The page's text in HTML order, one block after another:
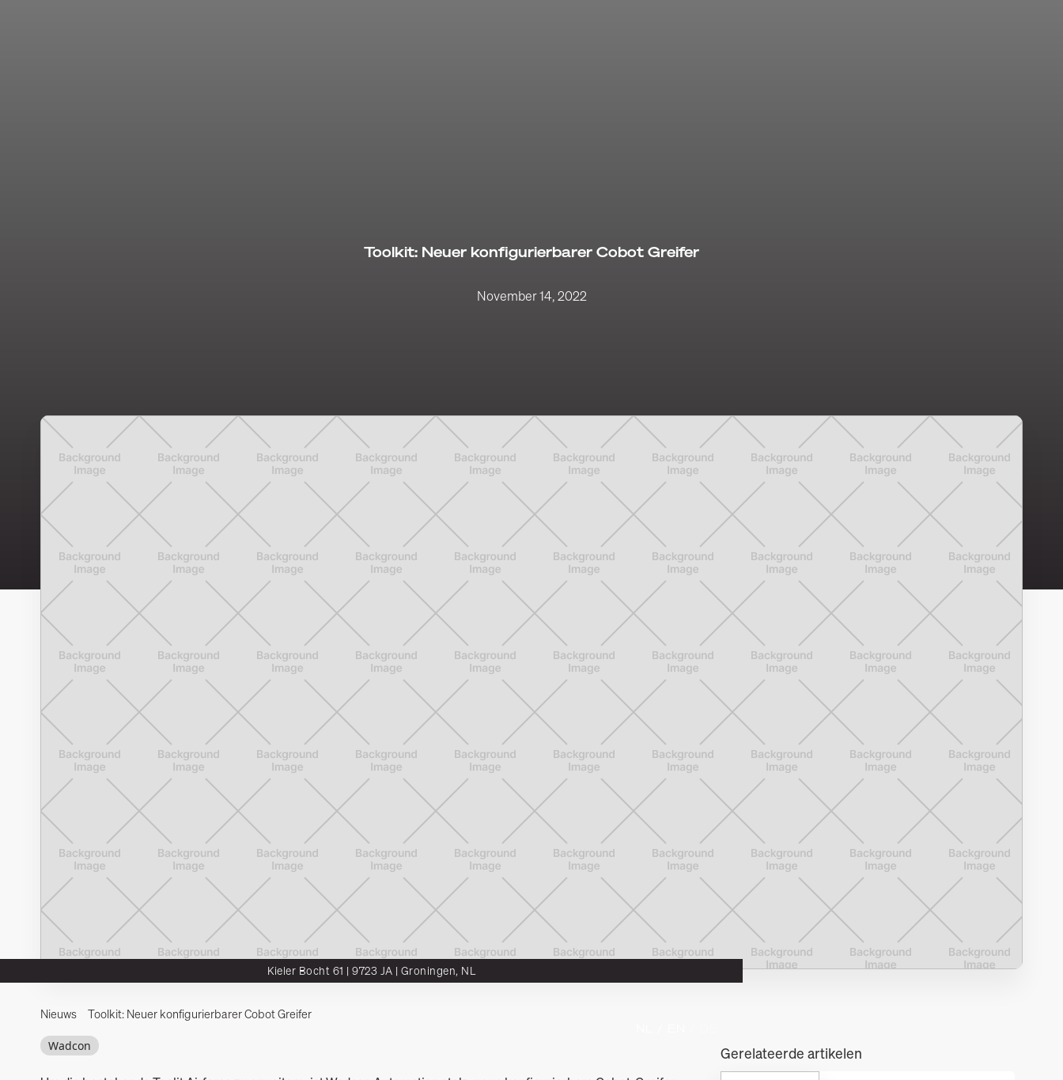
Kieler Bocht 61 | 9723 JA | Groningen, NL
Toolkit: Neuer konfigurierbarer Cobot Greifer
November 14, 2022
Nieuws Toolkit: Neuer konfigurierbarer Cobot Greifer
Wadcon Gerelateerde artikelen